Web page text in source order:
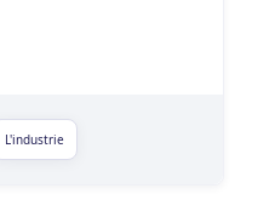
L'industrie